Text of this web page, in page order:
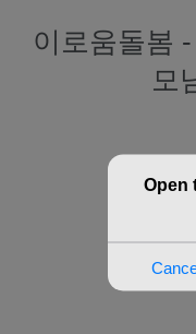
이로움돌봄
모